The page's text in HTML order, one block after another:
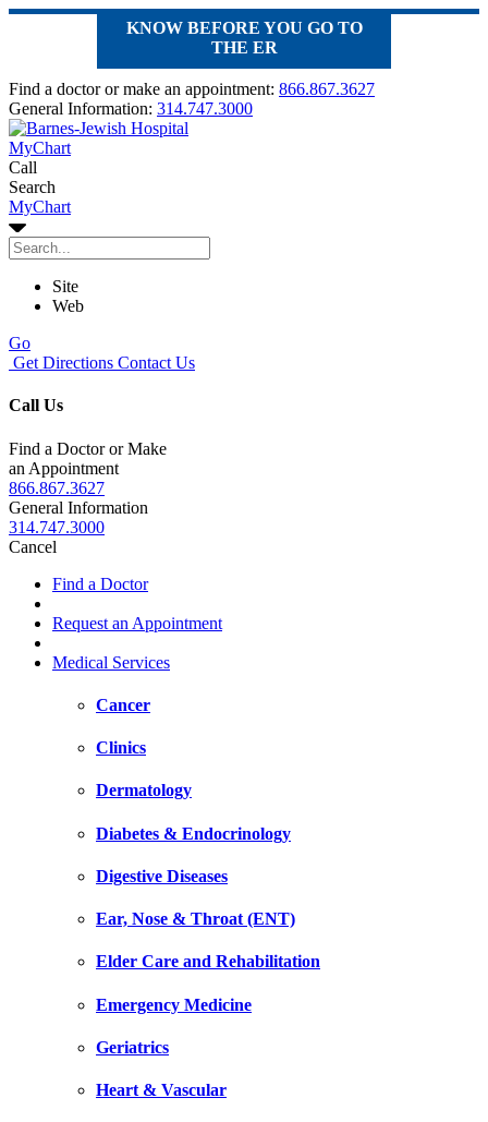
KNOW BEFORE YOU GO TO
THE ER
Find a doctor or make an appointment: 866.867.3627
General Information: 314.747.3000
MyChart
Call
Search
MyChart
Site
Web
Go
Get Directions Contact Us
Call Us
Find a Doctor or Make
an Appointment
866.867.3627
General Information
314.747.3000
Cancel
Find a Doctor
Request an Appointment
Medical Services
Cancer
Clinics
Dermatology
Diabetes & Endocrinology
Digestive Diseases
Ear, Nose & Throat (ENT)
Elder Care and Rehabilitation
Emergency Medicine
Geriatrics
Heart & Vascular